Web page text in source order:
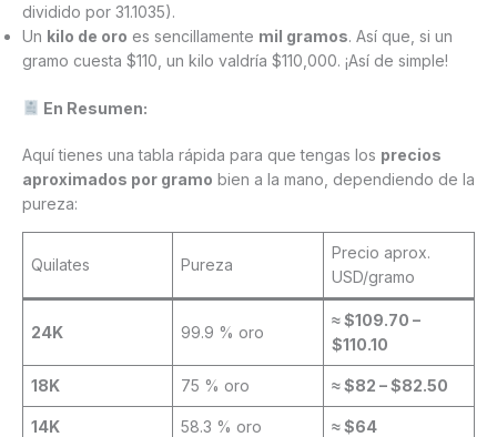
dividido por 31.1035).
Un kilo de oro es sencillamente mil gramos. Así que, si un
gramo cuesta $110, un kilo valdría $110,000. ¡Así de simple!
En Resumen:
Aquí tienes una tabla rápida para que tengas los precios
aproximados por gramo bien a la mano, dependiendo de la
pureza:
Quilates Pureza
Precio aprox.
USD/gramo
24K 99.9 % oro
≈ $109.70 –
$110.10
18K 75 % oro ≈ $82 – $82.50
14K 58.3 % oro ≈ $64